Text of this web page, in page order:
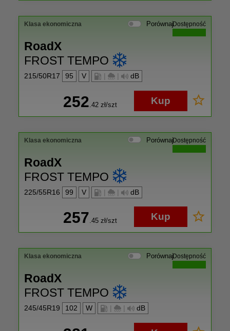
Klasa ekonomiczna PorównajDostępność
RoadX
FROST TEMPO
215/50R17 95 V | | dB
252 .42zł/szt Kup
Klasa ekonomiczna PorównajDostępność
RoadX
FROST TEMPO
225/55R16 99 V | | dB
257.45zł/szt Kup
Klasa ekonomiczna PorównajDostępność
RoadX
FROST TEMPO
245/45R19 102 W | | dB